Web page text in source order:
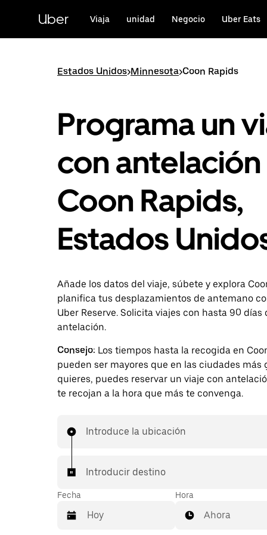
contenido
principal
Uber Viaja unidad Negocio Uber Eats
Estados Unidos>Minnesota>Coon Rapids
Programa un
con antelación
Coon Rapids,
Estados
Añade los datos del viaje, súbete y explora
planifica tus desplazamientos de antemano
Uber Reserve. Solicita viajes con hasta 90 días
antelación.
Consejo: Los tiempos hasta la recogida en
pueden ser mayores que en las ciudades más
quieres, puedes reservar un viaje con
te recojan a la hora que más te convenga.
Introduce la ubicación
Introducir destino
Fecha Hora
Ahora